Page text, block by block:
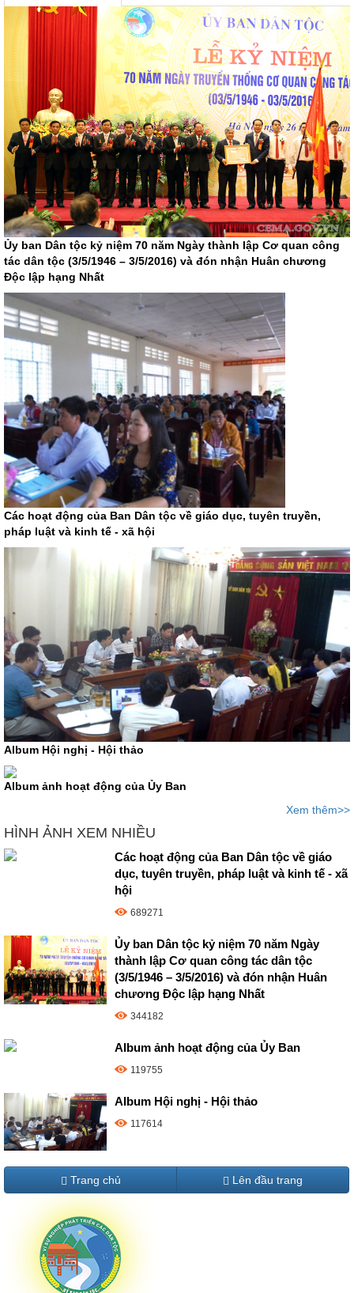
Ủy ban Dân tộc kỷ niệm 70 năm Ngày thành lập Cơ quan công
tác dân tộc (3/5/1946 – 3/5/2016) và đón nhận Huân chương
Độc lập hạng Nhất
Các hoạt động của Ban Dân tộc về giáo dục, tuyên truyền,
pháp luật và kinh tế - xã hội
Album Hội nghị - Hội thảo
Album ảnh hoạt động của Ủy Ban
Xem thêm>>
HÌNH ẢNH XEM NHIỀU
Các hoạt động của Ban Dân tộc về giáo
dục, tuyên truyền, pháp luật và kinh tế - xã
hội
689271
Ủy ban Dân tộc kỷ niệm 70 năm Ngày
thành lập Cơ quan công tác dân tộc
(3/5/1946 – 3/5/2016) và đón nhận Huân
chương Độc lập hạng Nhất
344182
Album ảnh hoạt động của Ủy Ban
119755
Album Hội nghị - Hội thảo
117614
Trang chủ Lên đầu trang